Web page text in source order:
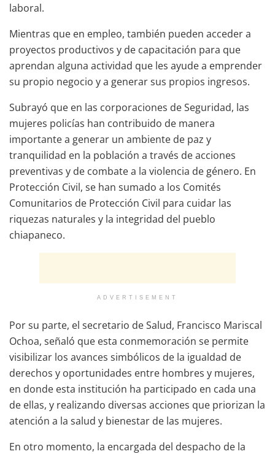
laboral.
Mientras que en empleo, también pueden acceder a
proyectos productivos y de capacitación para que
aprendan alguna actividad que les ayude a emprender
su propio negocio y a generar sus propios ingresos.
Subrayó que en las corporaciones de Seguridad, las
mujeres policías han contribuido de manera
importante a generar un ambiente de paz y
tranquilidad en la población a través de acciones
preventivas y de combate a la violencia de género. En
Protección Civil, se han sumado a los Comités
Comunitarios de Protección Civil para cuidar las
riquezas naturales y la integridad del pueblo
chiapaneco.
ADVERTISEMENT
Por su parte, el secretario de Salud, Francisco Mariscal
Ochoa, señaló que esta conmemoración se permite
visibilizar los avances simbólicos de la igualdad de
derechos y oportunidades entre hombres y mujeres,
en donde esta institución ha participado en cada una
de ellas, y realizando diversas acciones que priorizan la
atención a la salud y bienestar de las mujeres.
En otro momento, la encargada del despacho de la